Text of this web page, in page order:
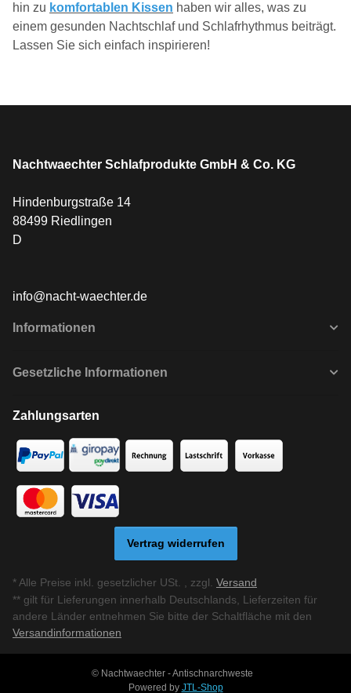
hin zu komfortablen Kissen haben wir alles, was zu
einem gesunden Nachtschlaf und Schlafrhythmus beiträgt.
Lassen Sie sich einfach inspirieren!
Nachtwaechter Schlafprodukte GmbH & Co. KG
Hindenburgstraße 14
88499 Riedlingen
D
info@nacht-waechter.de
Informationen
Gesetzliche Informationen
Zahlungsarten
Vertrag widerrufen
* Alle Preise inkl. gesetzlicher USt. , zzgl. Versand
** gilt für Lieferungen innerhalb Deutschlands, Lieferzeiten für
andere Länder entnehmen Sie bitte der Schaltfläche mit den
Versandinformationen
© Nachtwaechter - Antischnarchweste
Powered by JTL-Shop